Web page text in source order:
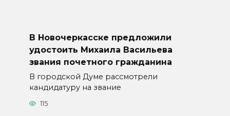
В Новочеркасске предложили
удостоить Михаила Васильева
звания почетного гражданина
В городской Думе рассмотрели
кандидатуру на звание
115